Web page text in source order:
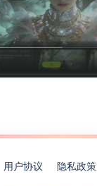
用户协议 隐私政策